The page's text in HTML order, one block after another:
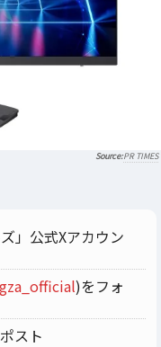
PR TIMES
」公式Xアカウン
)をフォ
スト